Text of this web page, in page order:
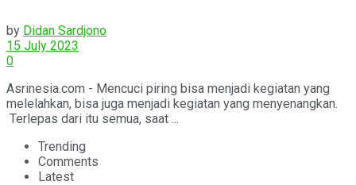
by Didan Sardjono
15 July 2023
0
Asrinesia.com - Mencuci piring bisa menjadi kegiatan yang
melelahkan, bisa juga menjadi kegiatan yang menyenangkan.
Terlepas dari itu semua, saat ...
Trending
Comments
Latest